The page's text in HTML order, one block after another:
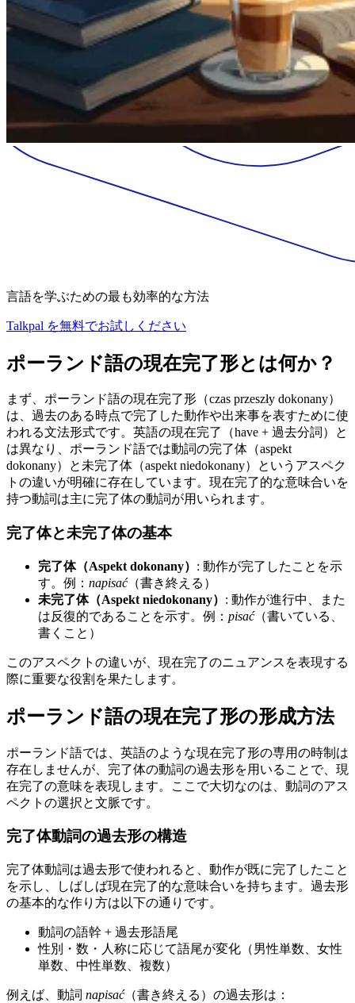
言語を学ぶための最も効率的な方法
Talkpal を無料でお試しください
ポーランド語の現在完了形とは何か？
まず、ポーランド語の現在完了形（czas przeszły dokonany）
は、過去のある時点で完了した動作や出来事を表すために使
われる文法形式です。英語の現在完了（have + 過去分詞）と
は異なり、ポーランド語では動詞の完了体（aspekt
dokonany）と未完了体（aspekt niedokonany）というアスペク
トの違いが明確に存在しています。現在完了的な意味合いを
持つ動詞は主に完了体の動詞が用いられます。
完了体と未完了体の基本
完了体（Aspekt dokonany） : 動作が完了したことを示
す。例： napisać（書き終える）
未完了体（Aspekt niedokonany） : 動作が進行中、また
は反復的であることを示す。例： pisać（書いている、
書くこと）
このアスペクトの違いが、現在完了のニュアンスを表現する
際に重要な役割を果たします。
ポーランド語の現在完了形の形成方法
ポーランド語では、英語のような現在完了形の専用の時制は
存在しませんが、完了体の動詞の過去形を用いることで、現
在完了の意味を表現します。ここで大切なのは、動詞のアス
ペクトの選択と文脈です。
完了体動詞の過去形の構造
完了体動詞は過去形で使われると、動作が既に完了したこと
を示し、しばしば現在完了的な意味合いを持ちます。過去形
の基本的な作り方は以下の通りです。
動詞の語幹 + 過去形語尾
性別・数・人称に応じて語尾が変化（男性単数、女性
単数、中性単数、複数）
例えば、動詞 napisać（書き終える）の過去形は：